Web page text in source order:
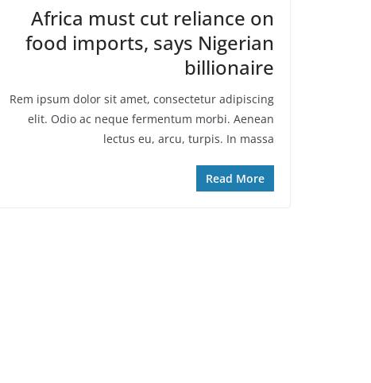
Africa must cut reliance on
food imports, says Nigerian
billionaire
Rem ipsum dolor sit amet, consectetur adipiscing
elit. Odio ac neque fermentum morbi. Aenean
lectus eu, arcu, turpis. In massa
Read More